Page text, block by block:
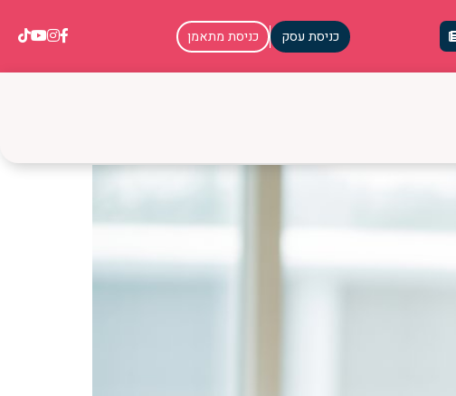
כניסת עסק כניסת מתאמן
עובדים